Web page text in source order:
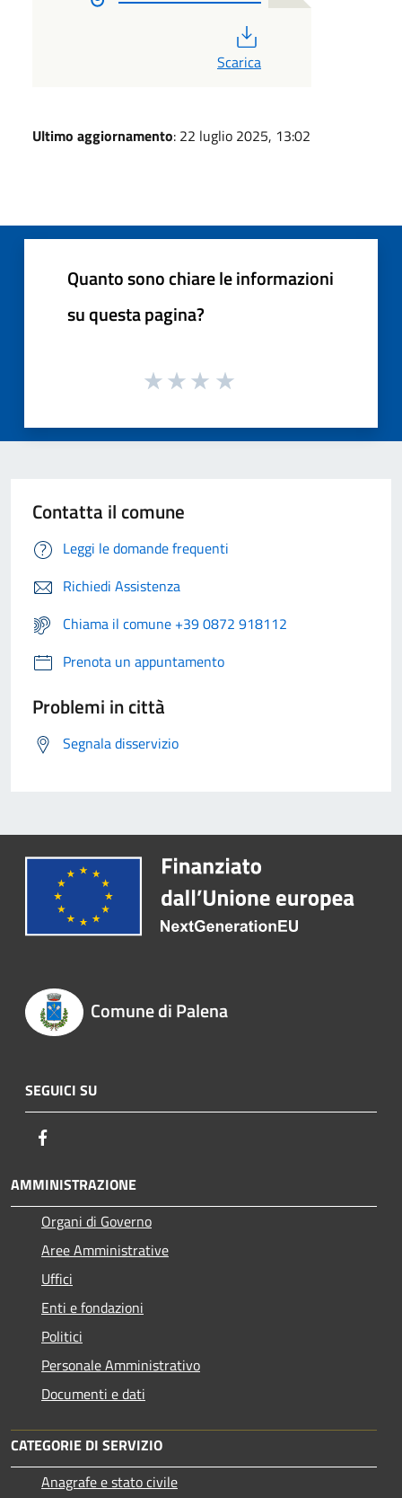
Scarica
Ultimo aggiornamento: 22 luglio 2025, 13:02
Quanto sono chiare le informazioni
su questa pagina?
Contatta il comune
Leggi le domande frequenti
Richiedi Assistenza
Chiama il comune +39 0872 918112
Prenota un appuntamento
Problemi in città
Segnala disservizio
Comune di Palena
SEGUICI SU
AMMINISTRAZIONE
Organi di Governo
Aree Amministrative
Uffici
Enti e fondazioni
Politici
Personale Amministrativo
Documenti e dati
CATEGORIE DI SERVIZIO
Anagrafe e stato civile